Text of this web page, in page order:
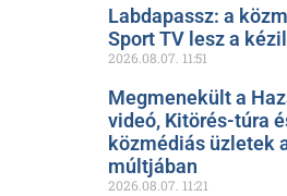
Labdapassz: a
Sport TV lesz a
2026.08.07. 11:51
Megmenekült a
videó, Kitörés-túra
közmédiás üzletek
múltjában
2026.08.07. 11:21